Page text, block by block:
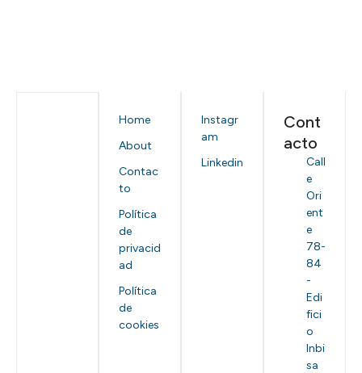
Home
About
Contac
to
Política
de
privacid
ad
Política
de
cookies
Instagr
am
Linkedin
Cont
acto
Call
e
Ori
ent
e
78-
84
-
Edi
fici
o
Inbi
sa